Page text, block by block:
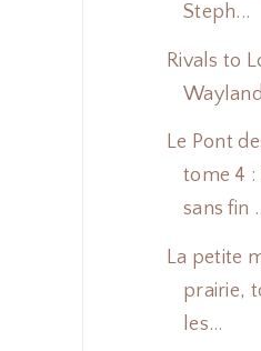
Steph...
Rivals to
Wayland
Le Pont
tome 4 :
sans fin
La petite
prairie,
les...